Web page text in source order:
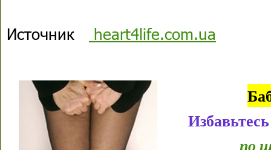
Источник heart4life.com.ua
по